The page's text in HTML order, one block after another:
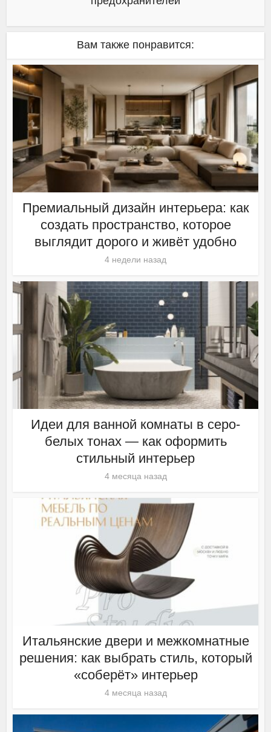
Вам также понравится:
Премиальный дизайн интерьера: как
создать пространство, которое
выглядит дорого и живёт удобно
4 недели назад
Идеи для ванной комнаты в серо-
белых тонах — как оформить
стильный интерьер
4 месяца назад
Итальянские двери и межкомнатные
решения: как выбрать стиль, который
«соберёт» интерьер
4 месяца назад